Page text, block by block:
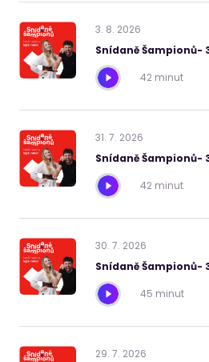
3. 8. 2026
Snídaně Šampionů-
42 minut
31. 7. 2026
Snídaně Šampionů-
42 minut
30. 7. 2026
Snídaně Šampionů-
45 minut
29. 7. 2026